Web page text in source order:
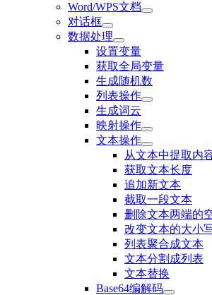
Word/WPS文档
对话框
数据处理
设置变量
获取全局变量
生成随机数
列表操作
生成词云
映射操作
文本操作
从文本中提取内
获取文本长度
追加新文本
截取一段文本
删除文本两端的
改变文本的大小
列表聚合成文本
文本分割成列表
文本替换
Base64编解码